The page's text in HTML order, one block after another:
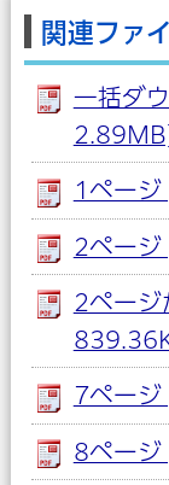
関連ファ
一括ダ
2.89MB]
1ページ
2ページ
2ページ
7ページ
8ページ